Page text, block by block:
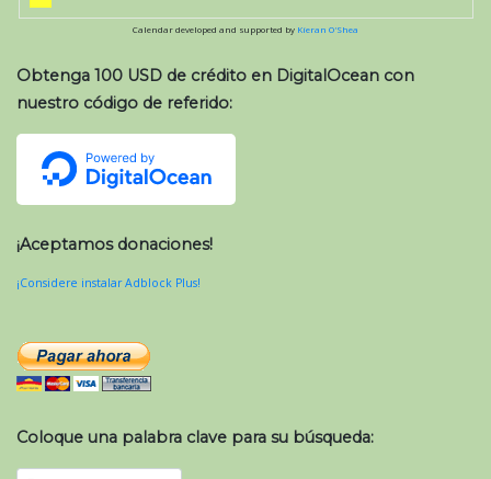
Calendar developed and supported by Kieran O'Shea
Obtenga 100 USD de crédito en DigitalOcean con
nuestro código de referido:
¡Aceptamos donaciones!
¡Considere instalar Adblock Plus!
Coloque una palabra clave para su búsqueda: